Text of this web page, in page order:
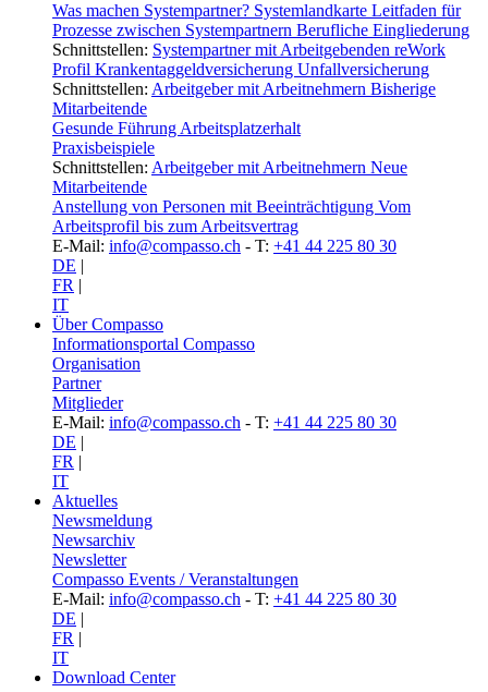
Was machen Systempartner? Systemlandkarte Leitfaden für
Prozesse zwischen Systempartnern Berufliche Eingliederung
Schnittstellen: Systempartner mit Arbeitgebenden reWork
Profil Krankentaggeldversicherung Unfallversicherung
Schnittstellen: Arbeitgeber mit Arbeitnehmern Bisherige
Mitarbeitende
Gesunde Führung Arbeitsplatzerhalt
Praxisbeispiele
Schnittstellen: Arbeitgeber mit Arbeitnehmern Neue
Mitarbeitende
Anstellung von Personen mit Beeinträchtigung Vom
Arbeitsprofil bis zum Arbeitsvertrag
E-Mail: info@compasso.ch - T: +41 44 225 80 30
DE |
FR |
IT
Über Compasso
Informationsportal Compasso
Organisation
Partner
Mitglieder
E-Mail: info@compasso.ch - T: +41 44 225 80 30
DE |
FR |
IT
Aktuelles
Newsmeldung
Newsarchiv
Newsletter
Compasso Events / Veranstaltungen
E-Mail: info@compasso.ch - T: +41 44 225 80 30
DE |
FR |
IT
Download Center